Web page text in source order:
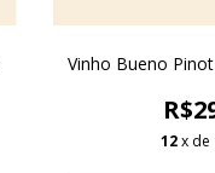
Vinho Bueno
12x de